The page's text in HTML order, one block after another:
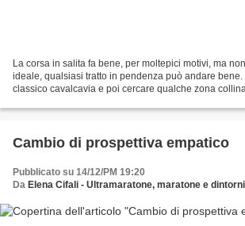
La corsa in salita fa bene, per moltepici motivi, ma
ideale, qualsiasi tratto in pendenza può andare
classico cavalcavia e poi cercare qualche zona
Cambio di prospettiva empatico
Pubblicato su 14/12/PM 19:20
Da Elena Cifali - Ultramaratone, maratone e dintorni